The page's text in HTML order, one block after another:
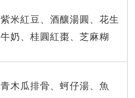
紫米紅豆、酒釀湯圓、花生
牛奶、桂圓紅棗、芝麻糊
青木瓜排骨、蚵仔湯、魚